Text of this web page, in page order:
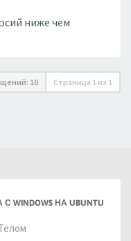
ниже чем
10 Страница 1 из 1
НА UBUNTU